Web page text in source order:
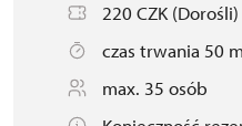
220 CZK (Dorośli)
czas trwania 50
max. 35 osób